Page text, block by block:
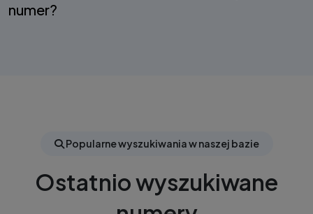
numer?
Popularne wyszukiwania w naszej bazie
Ostatnio wyszukiwane